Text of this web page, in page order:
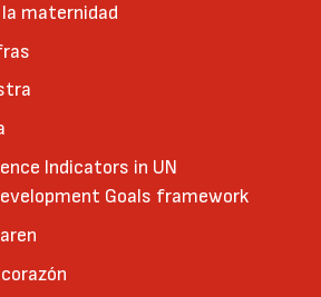
maternidad
Indicators in UN
Goals framework